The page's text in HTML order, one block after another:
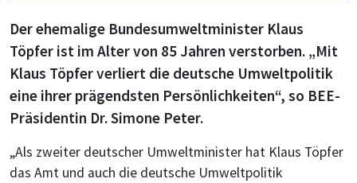
Der ehemalige Bundesumweltminister Klaus
Töpfer ist im Alter von 85 Jahren verstorben. „Mit
Klaus Töpfer verliert die deutsche Umweltpolitik
eine ihrer prägendsten Persönlichkeiten“, so BEE-
Präsidentin Dr. Simone Peter.
„Als zweiter deutscher Umweltminister hat Klaus Töpfer
das Amt und auch die deutsche Umweltpolitik